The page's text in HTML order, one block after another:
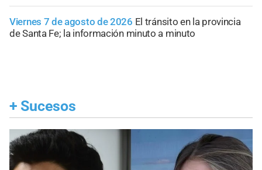
Viernes 7 de agosto de 2026 El tránsito en la provincia
de Santa Fe; la información minuto a minuto
+ Sucesos